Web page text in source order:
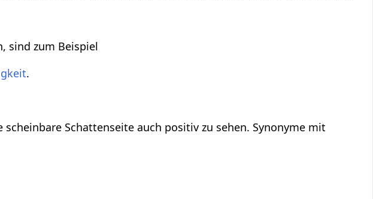
sind zum Beispiel
.
Schattenseite auch positiv zu sehen. Synonyme mit